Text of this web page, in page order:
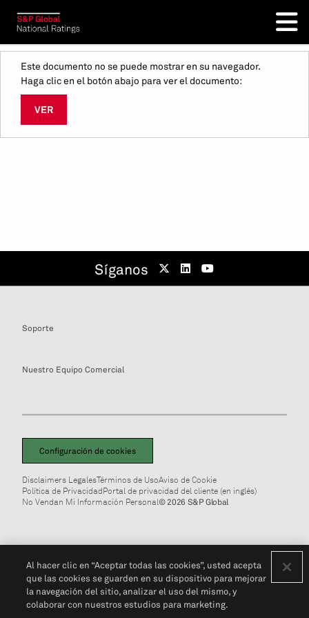
Este documento no se puede mostrar en su navegador.
Haga clic en el botón abajo para ver el documento:
VER
Síganos
Soporte
Nuestro Equipo Comercial
Configuración de cookies
Disclaimers LegalesTérminos de UsoAviso de Cookie
Política de PrivacidadPortal de privacidad del cliente (en inglés)
No Vendan Mi Información Personal© 2026 S&P Global
Al hacer clic en “Aceptar todas las cookies”, usted acepta
que las cookies se guarden en su dispositivo para mejorar
la navegación del sitio, analizar el uso del mismo, y
colaborar con nuestros estudios para marketing.